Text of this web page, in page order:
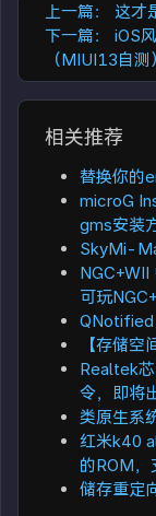
上一篇：
这才
下一篇：
iOS
（MIUI13自
相关推荐
替换你的
microG
gms安装
SkyMi-
NGC+WII
可玩
【存储
Realtek
令，即将
类原生系
红米k40
的ROM
储存重定